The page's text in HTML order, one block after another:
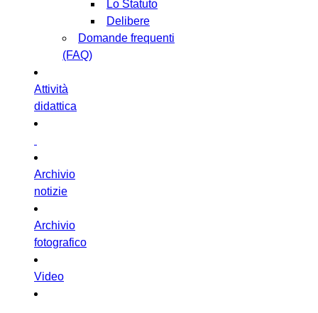
Lo Statuto
Delibere
Domande frequenti
(FAQ)
Attività
didattica
Archivio
notizie
Archivio
fotografico
Video